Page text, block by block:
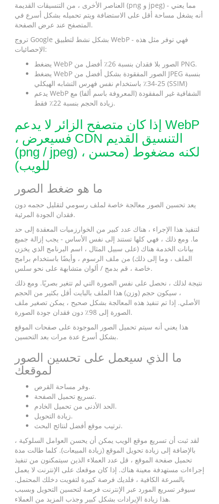
العناصر الأخرى ، من التنسيقات القديمة (png و jpeg) - مما يعني
أنه يشغل مساحة أقل على الاستضافة ويتم تحميله بشكل أسرع في
المتصفح عند عرض الصفحة.
تروج Google بشكل نشط لتطبيق WebP - فهي توفر مثل هذه
الإحصائيات:
يضغط WebP الصور بلا فقدان بنسبة 26٪ أفضل من PNG.
يضغط WebP الصور المفقودة بشكل أفضل من JPEG بنسبة
25-34٪ باستخدام نفس فهرس التشابه الهيكلي (SSIM)
يدعم WebP الشفافية غير المفقودة (المعروفة باسم ألفا) مع
زيادة الحجم بنسبة 22٪ فقط.
إذا كان متصفح الزائر لا يدعم WebP
، فسيعرض CDN التنسيق القديم
(png / jpeg) ، لكنه مضغوط (محسن
للويب)
ما هو ضغط الصور
يعد تحسين الصور معالجة خاصة لملف رسومي لتقليل حجمه دون
فقدان الجودة المرئية.
لتنفيذ هذا الإجراء ، هناك عدد كبير من الخوارزميات المعقدة إلى حد
ما. ومع ذلك ، فهي كلها تستند إلى نفس الأساس - يجب إزالة جميع
بيانات الخدمة هناك (على سبيل المثال ، اسم البرنامج الذي يخزن
الملف ، وما إلى ذلك) من ملف الرسوم ، وأيضًا باستخدام برامج
خاصة ، قم بدمج / ألوان متشابهة على نحو سلس.
نتيجة لذلك ، نحصل على نفس الصورة التي لم تتغير بصريًا. ومع ذلك
، سيكون حجم (وزن) هذا الملف بالبايت أقل بكثير من الحجم
الأصلي. إذا تم تنفيذ هذه المعالجة بشكل صحيح ، يمكن تصغير ملف
الصورة إلى 98٪ دون فقدان جودة الصورة.
هذا يعني أنه سيتم تحميل الصور الموجودة على صفحات الموقع
بشكل أسرع عدة مرات بعد التحسين.
ما الذي سيعمل على تحسين الصور
لموقعك
وفر مساحة القرص.
تسريع تحميل الصفحة.
الحد الأدنى من تحميل الخادم.
زيادة التحويل.
ترتيب موقع أفضل لنتائج البحث.
لقد ثبت أن تسريع موقع الويب يمكن أن يحسن العوامل السلوكية ،
بالإضافة إلى زيادة تحويل الموقع (زيادة المبيعات). كلما طالت مدة
تحميل صفحة الموقع ، قل عدد العملاء الذين سيتمكنون من تنفيذ
إجراءات مستهدفة معينة هناك. إذا كان موقعك على الإنترنت لا يعمل
بالسرعة الكافية ، فلديك فرصة كبيرة لتفويت دخلك المحتمل.
سيوفر تسريع المورد عبر الإنترنت فرصة لتحسين التحويل وبسبب
هذا زيادة الإيرادات بشكل كبير وجذب المزيد من العملاء.